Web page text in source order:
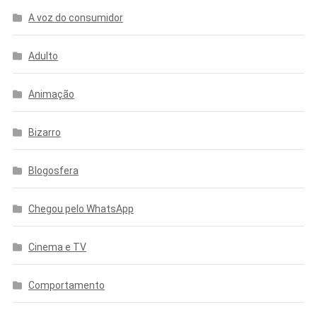
A voz do consumidor
Adulto
Animação
Bizarro
Blogosfera
Chegou pelo WhatsApp
Cinema e TV
Comportamento